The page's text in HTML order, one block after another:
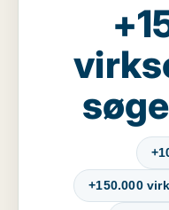
+150.000